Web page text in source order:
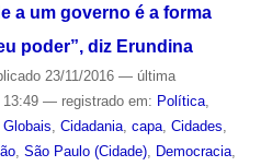
a um governo é a forma
poder”, diz Erundina
23/11/2016 — última
— registrado em: Política,
, Cidadania, capa, Cidades,
, São Paulo (Cidade), Democracia,